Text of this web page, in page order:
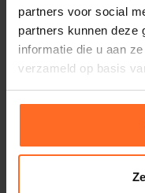
partners voor social
partners kunnen deze
informatie die u aan
verzameld op basis
Bastion Collections
Guirlande Hearts Wit/Goud